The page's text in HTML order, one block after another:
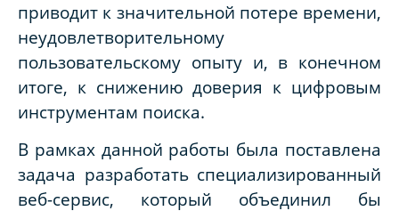
приводит к значительной потере времени,
неудовлетворительному
пользовательскому опыту и, в конечном
итоге, к снижению доверия к цифровым
инструментам поиска.
В рамках данной работы была поставлена
задача разработать специализированный
веб-сервис, который объединил бы